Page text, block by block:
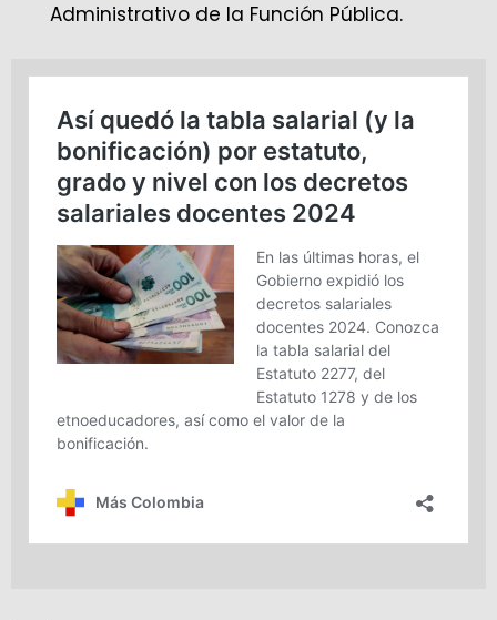
Administrativo de la Función Pública.